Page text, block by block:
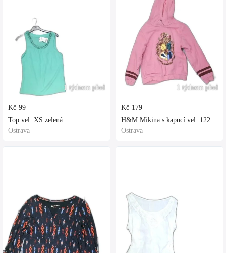
1 týdnem před
Kč 99
Top vel. XS zelená
Ostrava
1 týdnem před
Kč 179
H&M Mikina s kapucí vel. 122 fialová
Ostrava